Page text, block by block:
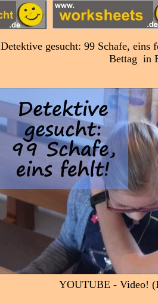
Detektive gesucht: 99 Schafe,
Bettag in
YOUTUBE - Video!